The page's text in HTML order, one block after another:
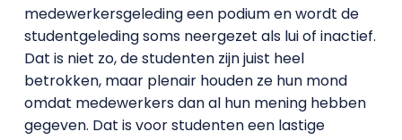
medewerkersgeleding een podium en wordt de
studentgeleding soms neergezet als lui of inactief.
Dat is niet zo, de studenten zijn juist heel
betrokken, maar plenair houden ze hun mond
omdat medewerkers dan al hun mening hebben
gegeven. Dat is voor studenten een lastige